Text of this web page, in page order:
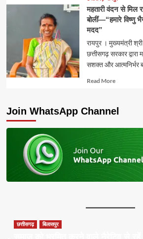
महतारी वंदन से मिल
बोलीं—“हमारे विष्णु
मदद”
रायपुर । मुख्यमंत्री
छत्तीसगढ़ सरकार
सशक्त और आत्मनिर्भर
Read MoreRead
Join WhatsApp Channel
छत्तीसगढ़ बिलासपुर